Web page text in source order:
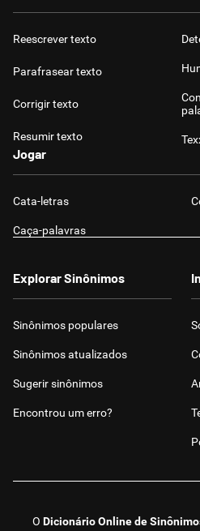
Reescrever texto
Parafrasear texto
Corrigir texto
Resumir texto
Jogar
Cata-letras
Caça-palavras
O Dicionário Online de
Explorar Sinônimos
Sinônimos populares
Sinônimos atualizados
Sugerir sinônimos
Encontrou um erro?